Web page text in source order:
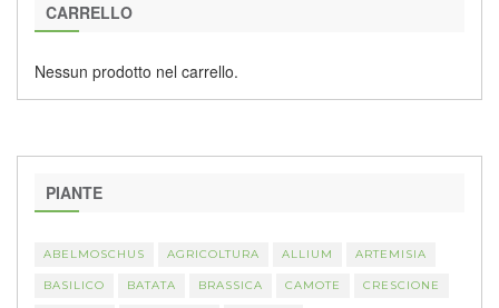
CARRELLO
Nessun prodotto nel carrello.
PIANTE
ABELMOSCHUS AGRICOLTURA ALLIUM ARTEMISIA
BASILICO BATATA BRASSICA CAMOTE CRESCIONE